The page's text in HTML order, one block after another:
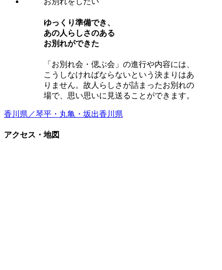
ゆっくり準備でき、
あの⼈らしさのある
お別れができた
「お別れ会・偲ぶ会」の進行や内容には、
こうしなければならないという決まりはあ
りません。故人らしさが詰まったお別れの
場で、思い思いに見送ることができます。
香川県／琴平・丸亀・坂出香川県
アクセス・地図